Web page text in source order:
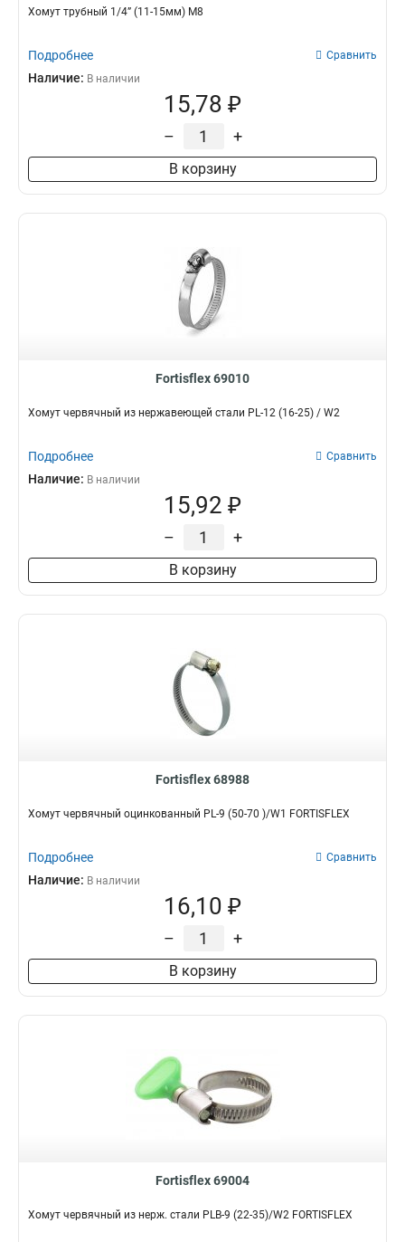
Хомут трубный 1/4” (11-15мм) М8
Подробнее Сравнить
Наличие: В наличии
15,78 ₽
– +
В корзину
Fortisflex 69010
Хомут червячный из нержавеющей стали PL-12 (16-25) / W2
Подробнее Сравнить
Наличие: В наличии
15,92 ₽
– +
В корзину
Fortisflex 68988
Хомут червячный оцинкованный PL-9 (50-70 )/W1 FORTISFLEX
Подробнее Сравнить
Наличие: В наличии
16,10 ₽
– +
В корзину
Fortisflex 69004
Хомут червячный из нерж. стали PLB-9 (22-35)/W2 FORTISFLEX